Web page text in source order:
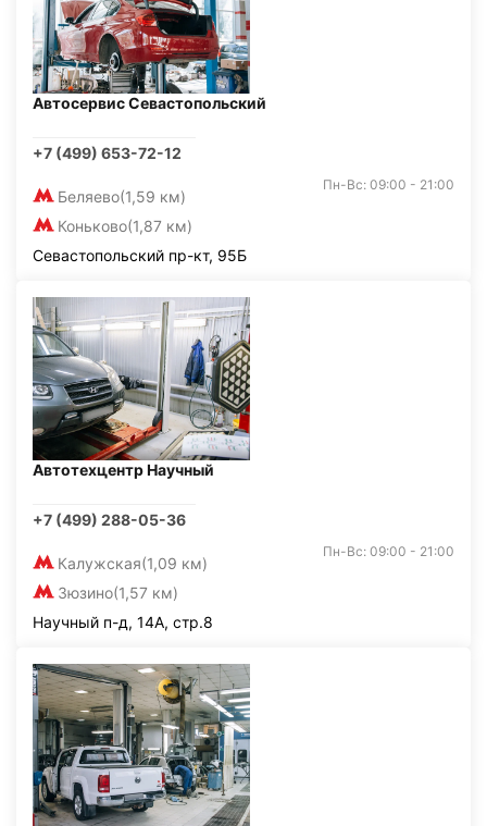
Автосервис Севастопольский
+7 (499) 653-72-12
Беляево(1,59 км)
Коньково(1,87 км)
Пн-Вс: 09:00 - 21:00
Севастопольский пр-кт, 95Б
Автотехцентр Научный
+7 (499) 288-05-36
Калужская(1,09 км)
Зюзино(1,57 км)
Пн-Вс: 09:00 - 21:00
Научный п-д, 14А, стр.8